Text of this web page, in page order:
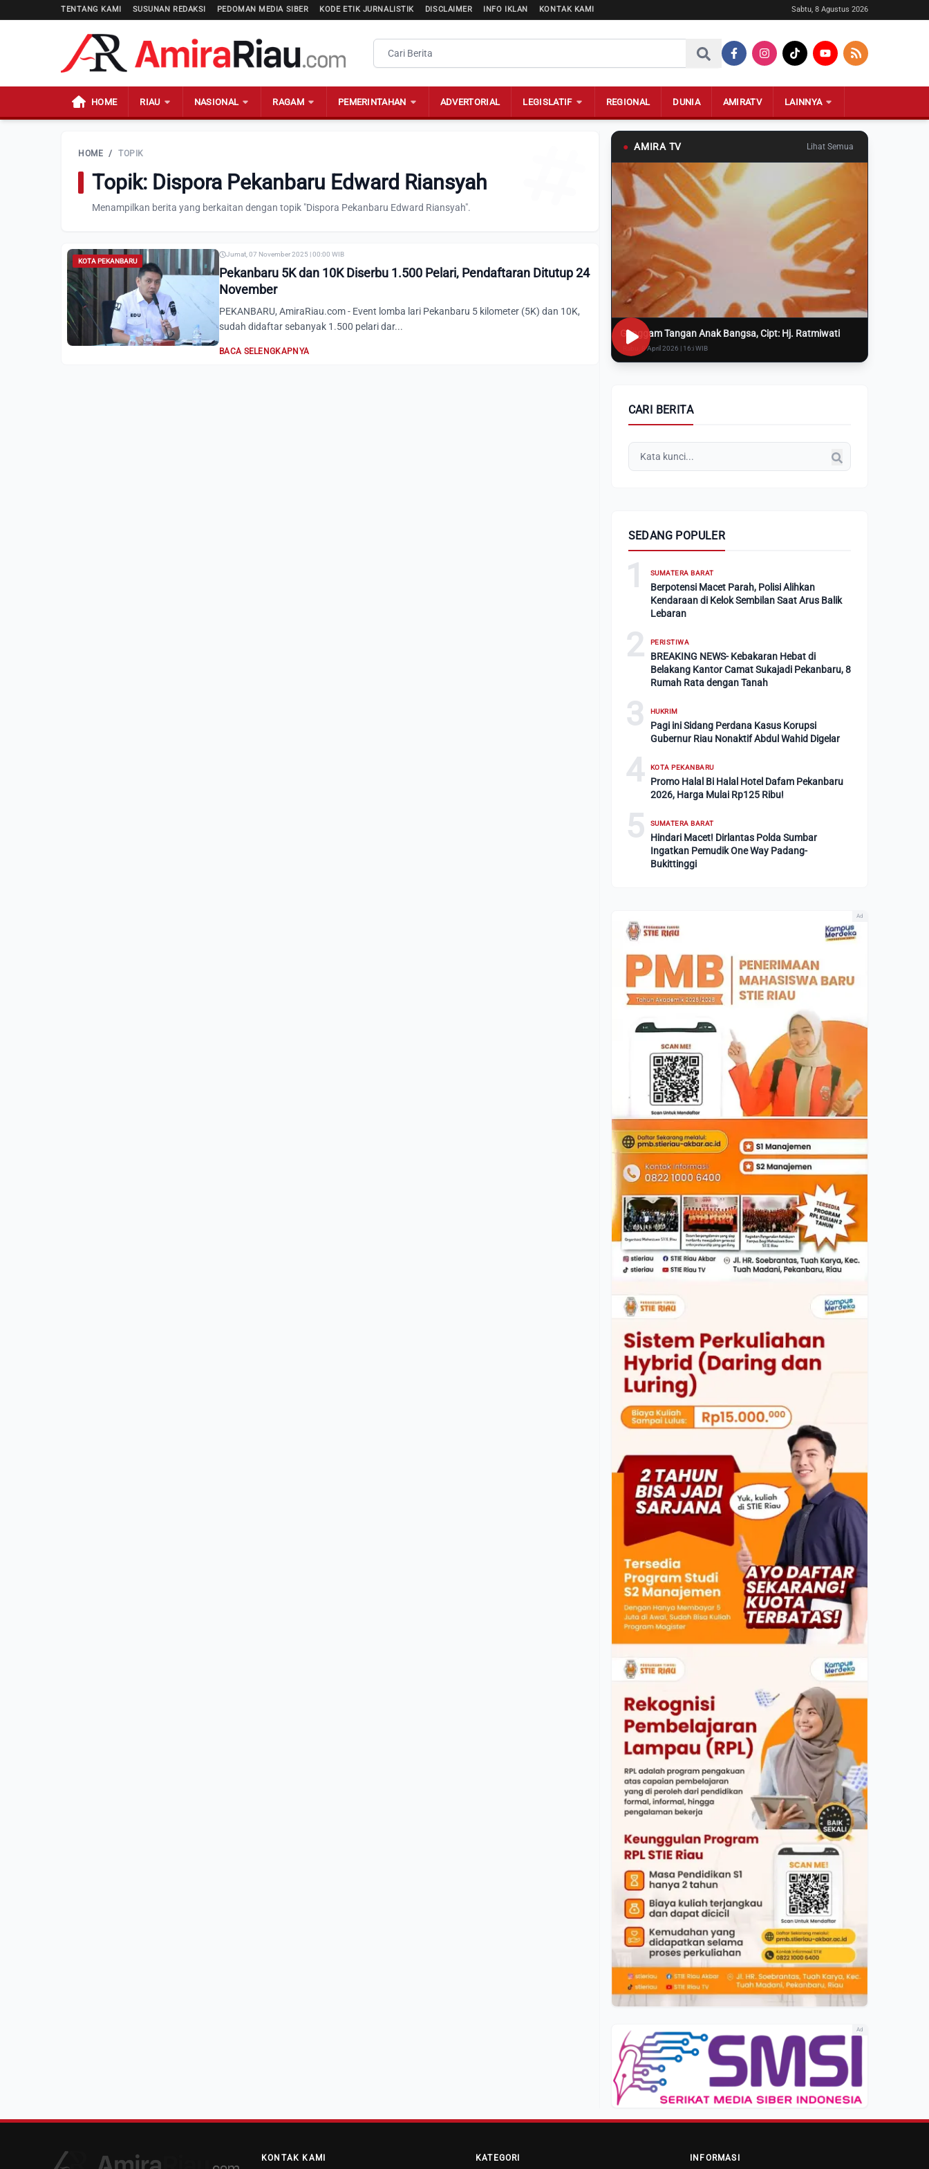
TENTANG KAMI SUSUNAN REDAKSI PEDOMAN MEDIA SIBER KODE ETIK JURNALISTIK DISCLAIMER INFO IKLAN KONTAK KAMI Sabtu, 8 Agustus 2026
HOME RIAU NASIONAL RAGAM PEMERINTAHAN ADVERTORIAL LEGISLATIF REGIONAL DUNIA AMIRATV LAINNYA
HOME / TOPIK
Topik: Dispora Pekanbaru Edward Riansyah
Menampilkan berita yang berkaitan dengan topik "Dispora Pekanbaru Edward Riansyah".
KOTA PEKANBARU
Jumat, 07 November 2025 | 00:00 WIB
Pekanbaru 5K dan 10K Diserbu 1.500 Pelari, Pendaftaran Ditutup 24
November
PEKANBARU, AmiraRiau.com - Event lomba lari Pekanbaru 5 kilometer (5K) dan 10K,
sudah didaftar sebanyak 1.500 pelari dar...
BACA SELENGKAPNYA
● AMIRA TV Lihat Semua
Genggam Tangan Anak Bangsa, Cipt: Hj. Ratmiwati
Rabu, 8 April 2026 | 16:i WIB
CARI BERITA
SEDANG POPULER
1 SUMATERA BARAT
Berpotensi Macet Parah, Polisi Alihkan
Kendaraan di Kelok Sembilan Saat Arus Balik
Lebaran
2 PERISTIWA
BREAKING NEWS- Kebakaran Hebat di
Belakang Kantor Camat Sukajadi Pekanbaru, 8
Rumah Rata dengan Tanah
3 HUKRIM
Pagi ini Sidang Perdana Kasus Korupsi
Gubernur Riau Nonaktif Abdul Wahid Digelar
4 KOTA PEKANBARU
Promo Halal Bi Halal Hotel Dafam Pekanbaru
2026, Harga Mulai Rp125 Ribu!
5 SUMATERA BARAT
Hindari Macet! Dirlantas Polda Sumbar
Ingatkan Pemudik One Way Padang-
Bukittinggi
Ad
Ad
KONTAK KAMI KATEGORI INFORMASI